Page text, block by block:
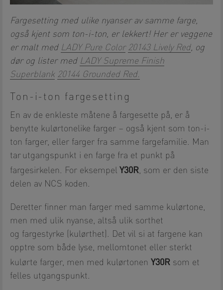
Fargesetting med ulike nyanser av samme farge,
også kjent som ton-i-ton, er lekkert! Her er veggene
er malt med LADY Pure Color 20143 Lively Red, og
dør og lister med LADY Supreme Finish
Superblank 20144 Grounded Red.
Ton-i-ton fargesetting
En av de enkleste måtene å fargesette på, er å
benytte kulørtonelike farger – også kjent som ton-i-
ton farger, eller farger fra samme fargefamilie. Man
tar utgangspunkt i en farge fra et punkt på
fargesirkelen. For eksempel Y30R, som er den siste
delen av NCS koden.
Deretter finner man farger med samme kulørtone,
men med ulik nyanse, altså ulik sorthet
og fargestyrke (kulørthet). Det vil si at fargene kan
opptre som både lyse, mellomtonet eller sterkt
kulørte farger, men med kulørtonen Y30R som et
felles utgangspunkt.